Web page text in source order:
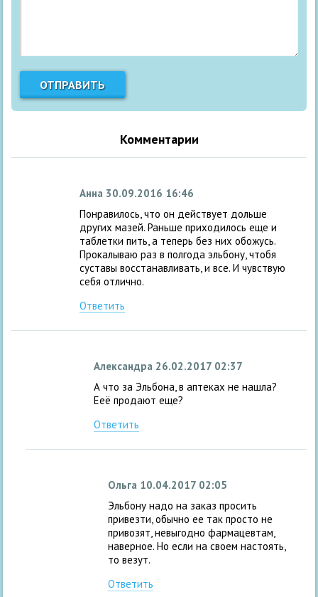
Комментарии
Анна 30.09.2016 16:46
Понравилось, что он действует дольше
других мазей. Раньше приходилось еще и
таблетки пить, а теперь без них обожусь.
Прокалываю раз в полгода эльбону, чтобя
суставы восстанавливать, и все. И чувствую
себя отлично.
Ответить
Александра 26.02.2017 02:37
А что за Эльбона, в аптеках не нашла?
Ееё продают еще?
Ответить
Ольга 10.04.2017 02:05
Эльбону надо на заказ просить
привезти, обычно ее так просто не
привозят, невыгодно фармацевтам,
наверное. Но если на своем настоять,
то везут.
Ответить